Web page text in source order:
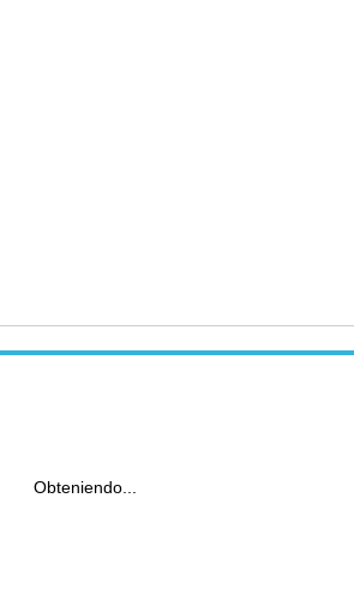
Obteniendo...